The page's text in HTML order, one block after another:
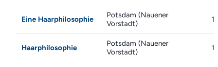
Eine Haarphilosophie
Potsdam (Nauener
Vorstadt)
1
Haarphilosophie
Potsdam (Nauener
Vorstadt)
1